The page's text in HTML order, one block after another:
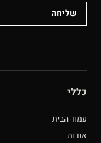
כללי
עמוד הבית
אודות